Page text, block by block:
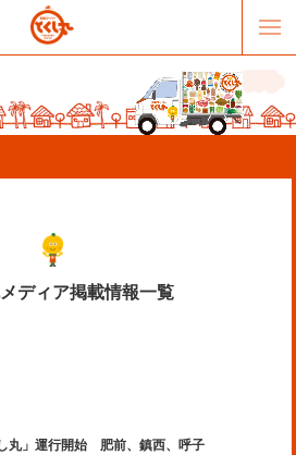
会社概要
ディア掲載情報一覧
丸」運行開始 肥前、鎮西、呼子